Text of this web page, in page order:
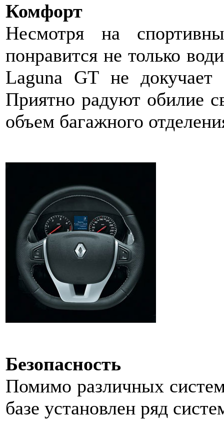
Комфорт
Несмотря на
понравится не только
Laguna GT не
Приятно радуют обилие
объем багажного
Безопасность
Помимо различных
базе установлен ряд